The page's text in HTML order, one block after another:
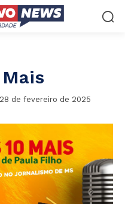
28 de fevereiro de 2025